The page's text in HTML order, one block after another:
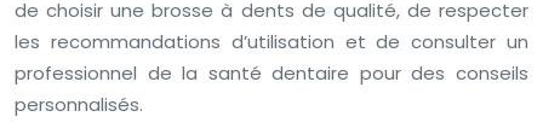
de choisir une brosse à dents de qualité, de respecter
les recommandations d’utilisation et de consulter un
professionnel de la santé dentaire pour des conseils
personnalisés.